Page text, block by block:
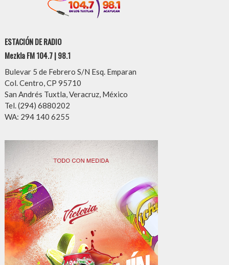
ESTACIÓN DE RADIO
Mezkla FM 104.7 | 98.1
Bulevar 5 de Febrero S/N Esq. Emparan
Col. Centro, CP 95710
San Andrés Tuxtla, Veracruz, México
Tel. (294) 6880202
WA: 294 140 6255